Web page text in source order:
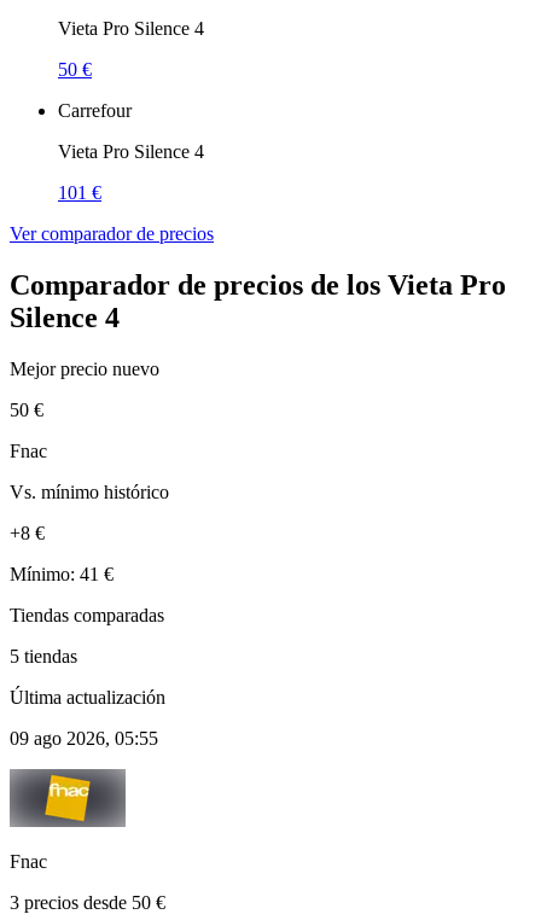
Vieta Pro Silence 4
50 €
Carrefour
Vieta Pro Silence 4
101 €
Ver comparador de precios
Comparador de precios de los Vieta Pro
Silence 4
Mejor precio nuevo
50 €
Fnac
Vs. mínimo histórico
+8 €
Mínimo: 41 €
Tiendas comparadas
5 tiendas
Última actualización
09 ago 2026, 05:55
Fnac
3 precios desde 50 €